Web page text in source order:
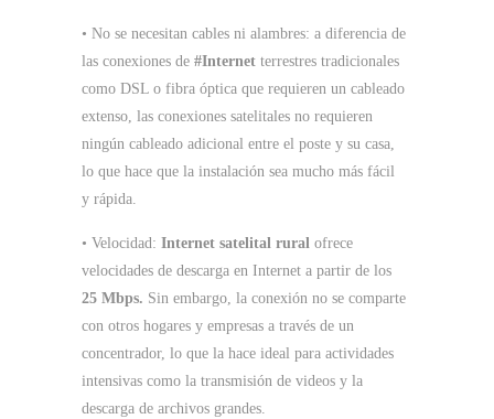
• No se necesitan cables ni alambres: a diferencia de
las conexiones de #Internet terrestres tradicionales
como DSL o fibra óptica que requieren un cableado
extenso, las conexiones satelitales no requieren
ningún cableado adicional entre el poste y su casa,
lo que hace que la instalación sea mucho más fácil
y rápida.
• Velocidad: Internet satelital rural ofrece
velocidades de descarga en Internet a partir de los
25 Mbps. Sin embargo, la conexión no se comparte
con otros hogares y empresas a través de un
concentrador, lo que la hace ideal para actividades
intensivas como la transmisión de videos y la
descarga de archivos grandes.